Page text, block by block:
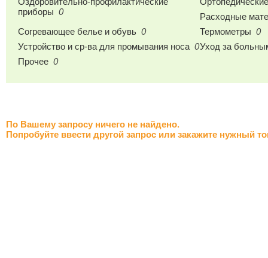
приборы 0
Расходные
Согревающее белье и обувь 0 Термометры 0
Устройство и ср-ва для промывания носа 0Уход за
Прочее 0
По Вашему запросу ничего не найдено.
Попробуйте ввести другой запрос или закажите нужный